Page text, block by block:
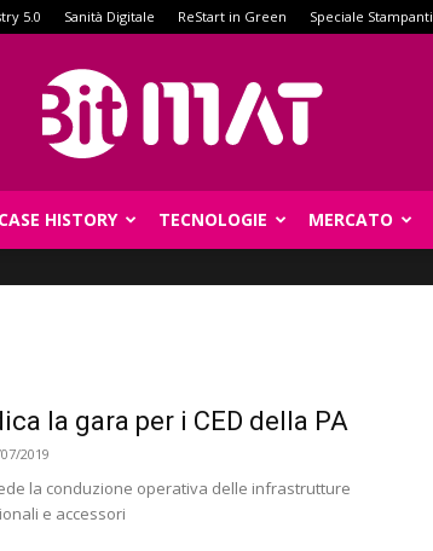
5.0 Sanità Digitale ReStart in Green Speciale Stampanti
CASE HISTORY TECNOLOGIE MERCATO
la gara per i CED della PA
2019
la conduzione operativa delle infrastrutture
e accessori